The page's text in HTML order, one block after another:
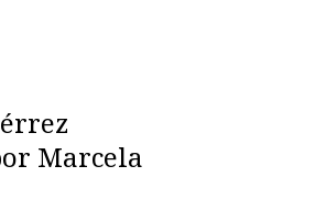
Marcela